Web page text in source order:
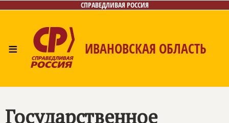
СПРАВЕДЛИВАЯ РОССИЯ
≡ ИВАНОВСКАЯ ОБЛАСТЬ
Государственное